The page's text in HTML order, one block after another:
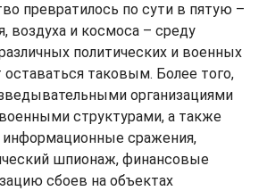
превратилось по сути в пятую –
воздуха и космоса – среду
политических и военных
таковым. Более того,
организациями
структурами, а также
информационные сражения,
шпионаж, финансовые
сбоев на объектах